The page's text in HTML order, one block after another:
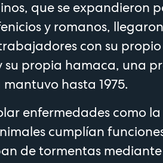
que se expandieron
y romanos,
con su
su propia hamaca, una
hasta 1975.
enfermedades como
cumplían
de tormentas mediante